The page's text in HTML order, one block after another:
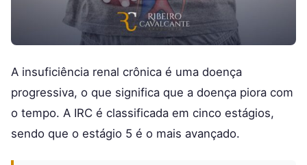
A insuficiência renal crônica é uma doença
progressiva, o que significa que a doença piora com
o tempo. A IRC é classificada em cinco estágios,
sendo que o estágio 5 é o mais avançado.